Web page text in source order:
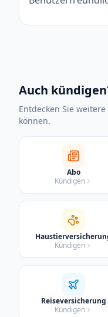
Auch
Entdecken Sie
können.
Abo
Kündigen
Kündigen
Reiseversicherung
Kündigen